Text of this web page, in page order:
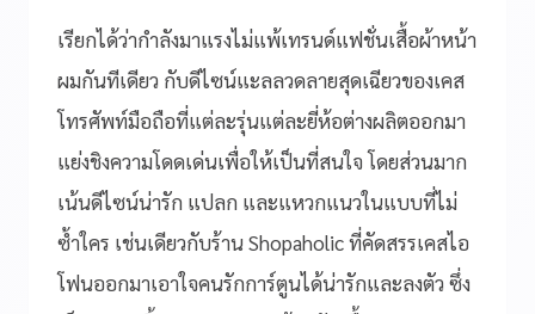
เรียกได้ว่ากำลังมาแรงไม่แพ้เทรนด์แฟชั่นเสื้อผ้าหน้า
ผมกันทีเดียว กับดีไซน์แะลลวดลายสุดเฉียวของเคส
โทรศัพท์มือถือที่แต่ละรุ่นแต่ละยี่ห้อต่างผลิตออกมา
แย่งชิงความโดดเด่นเพื่อให้เป็นที่สนใจ โดยส่วนมาก
เน้นดีไซน์น่ารัก แปลก และแหวกแนวในแบบที่ไม่
ซ้ำใคร เช่นเดียวกับร้าน Shopaholic ที่คัดสรรเคสไอ
โฟนออกมาเอาใจคนรักการ์ตูนได้น่ารักและลงตัว ซึ่ง